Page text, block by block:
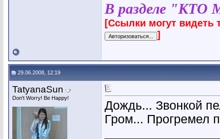
В разделе
[Ссылки могут видеть
]
29.06.2008, 12:19
TatyanaSun
Don't Worry! Be Happy!
Дождь... Звонкой
Гром... Прогремел